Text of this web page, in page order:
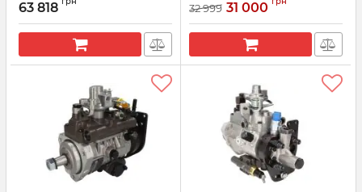
Артикул: 0460424403
63 818
HDI
Артикул: 28384347
32 999 31 000